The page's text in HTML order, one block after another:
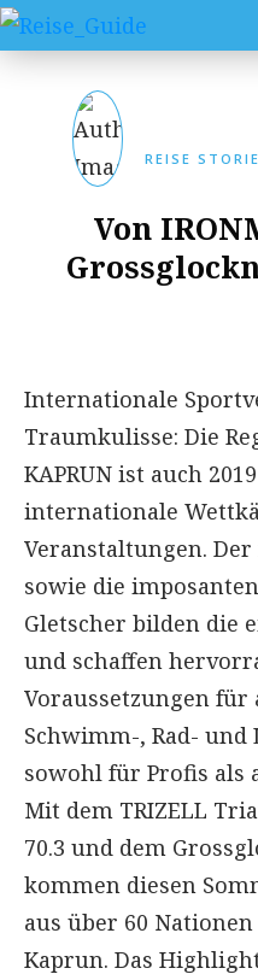
REISE
Von
Internationale
Traumkulisse: Die
KAPRUN ist auch
internationale
Veranstaltungen.
sowie die
Gletscher bilden die
und schaffen
Voraussetzungen für
Schwimm-, Rad- und
sowohl für Profis als
Mit dem TRIZELL
70.3 und dem
kommen diesen
aus über 60
Kaprun. Das